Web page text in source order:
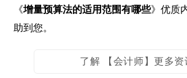
《增量预算法的适用范围有哪些》优质
助到您。
了解 【会计师】更多资